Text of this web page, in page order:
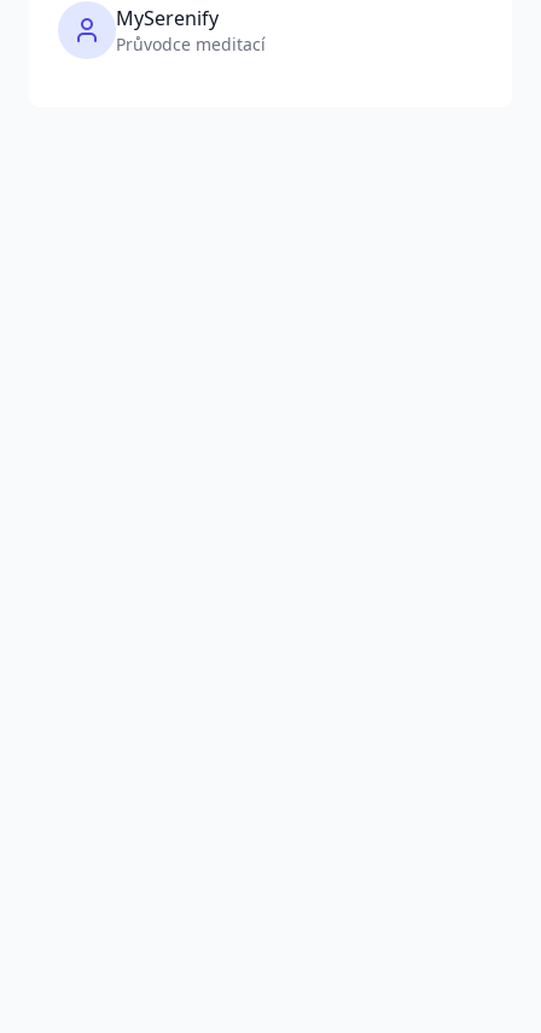
MySerenify
Průvodce meditací